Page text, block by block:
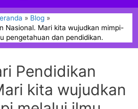
Blog
Nasional. Mari kita wujudkan mimpi-
pengetahuan dan pendidikan.
Pendidikan
kita wujudkan